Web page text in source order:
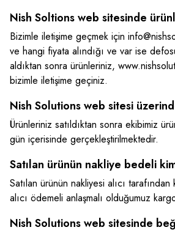
Nish Soltions web sitesinde
Bizimle iletişime geçmek için
ve hangi fiyata alındığı ve var ise
aldıktan sonra ürünleriniz,
bizimle iletişime geçiniz.
Nish Solutions web sitesi
Ürünleriniz satıldıktan sonra ekibimiz
gün içerisinde gerçekleştirilmektedir.
Satılan ürünün nakliye bedeli
Satılan ürünün nakliyesi alıcı
alıcı ödemeli anlaşmalı olduğumuz
Nish Solutions web sitesinde